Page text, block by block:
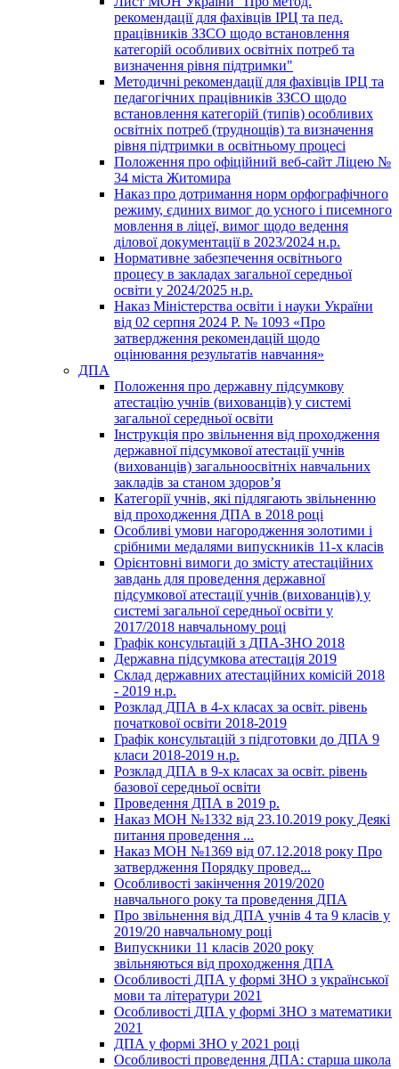
рекомендації для фахівців ІРЦ та пед.
працівників ЗЗСО щодо встановлення
категорій особливих освітніх потреб та
визначення рівня підтримки"
Методичні рекомендації для фахівців ІРЦ та
педагогічних працівників ЗЗСО щодо
встановлення категорій (типів) особливих
освітніх потреб (труднощів) та визначення
рівня підтримки в освітньому процесі
Положення про офіційний веб-сайт Ліцею №
34 міста Житомира
Наказ про дотримання норм орфографічного
режиму, єдиних вимог до усного і писемного
мовлення в ліцеї, вимог щодо ведення
ділової документації в 2023/2024 н.р.
Нормативне забезпечення освітнього
процесу в закладах загальної середньої
освіти у 2024/2025 н.р.
Наказ Міністерства освіти і науки України
від 02 серпня 2024 Р. № 1093 «Про
затвердження рекомендацій щодо
оцінювання результатів навчання»
ДПА
Положення про державну підсумкову
атестацію учнів (вихованців) у системі
загальної середньої освіти
Інструкція про звільнення від проходження
державної підсумкової атестації учнів
(вихованців) загальноосвітніх навчальних
закладів за станом здоров’я
Категорії учнів, які підлягають звільненню
від проходження ДПА в 2018 році
Особливі умови нагородження золотими і
срібними медалями випускників 11-х класів
Орієнтовні вимоги до змісту атестаційних
завдань для проведення державної
підсумкової атестації учнів (вихованців) у
системі загальної середньої освіти у
2017/2018 навчальному році
Графік консультацій з ДПА-ЗНО 2018
Державна підсумкова атестація 2019
Склад державних атестаційних комісій 2018
- 2019 н.р.
Розклад ДПА в 4-х класах за освіт. рівень
початкової освіти 2018-2019
Графік консультацій з підготовки до ДПА 9
класи 2018-2019 н.р.
Розклад ДПА в 9-х класах за освіт. рівень
базової середньої освіти
Проведення ДПА в 2019 р.
Наказ МОН №1332 від 23.10.2019 року Деякі
питання проведення ...
Наказ МОН №1369 від 07.12.2018 року Про
затвердження Порядку провед...
Особливості закінчення 2019/2020
навчального року та проведення ДПА
Про звільнення від ДПА учнів 4 та 9 класів у
2019/20 навчальному році
Випускники 11 класів 2020 року
звільняються від проходження ДПА
Особливості ДПА у формі ЗНО з української
мови та літератури 2021
Особливості ДПА у формі ЗНО з математики
2021
ДПА у формі ЗНО у 2021 році
Особливості проведення ДПА: старша школа